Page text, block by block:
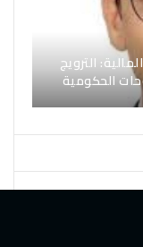
الترويج
الحكومية